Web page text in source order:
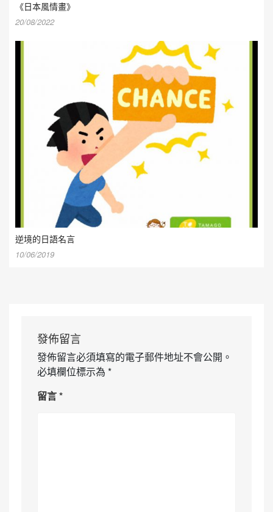
《日本風情畫》
20/08/2022
逆境的日語名言
10/06/2019
發佈留言
發佈留言必須填寫的電子郵件地址不會公開。
必填欄位標示為 *
留言*